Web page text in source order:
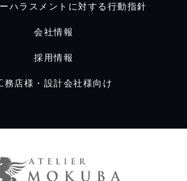
ハラスメントに対する行動指針
会社情報
採用情報
務店様・設計会社様向け